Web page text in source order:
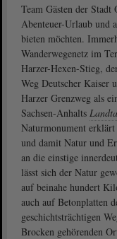
Team Gästen der Stadt
Abenteuer-Urlaub und
bieten möchten.
Wanderwegenetz im
Harzer-Hexen-Stieg,
Weg Deutscher Kaiser
Harzer Grenzweg als
Sachsen-Anhalts
Naturmonument erklärt
und damit Natur und
an die einstige
lässt sich der Natur
auf beinahe hundert
auch auf Betonplatten
geschichtsträchtigen
Brocken gehörenden